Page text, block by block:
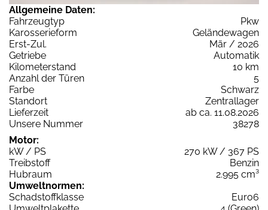
Allgemeine Daten:
Fahrzeugtyp
Pkw
Karosserieform
Geländewagen
Erst-Zul.
Mär / 2026
Getriebe
Automatik
Kilometerstand
10 km
Anzahl der Türen
5
Farbe
Schwarz
Standort
Zentrallager
Lieferzeit
ab ca. 11.08.2026
Unsere Nummer
38278
Motor:
kW / PS
270 kW / 367 PS
Treibstoff
Benzin
Hubraum
2.995 cm³
Umweltnormen:
Schadstoffklasse
Euro6